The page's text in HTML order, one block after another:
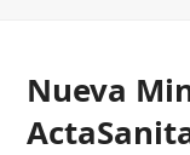
Nueva